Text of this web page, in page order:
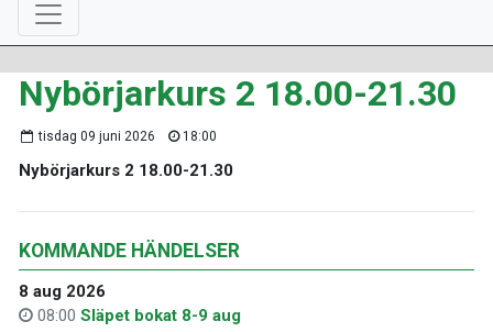
KOMMANDE HÄNDELSER
8 aug 2026
08:00 Släpet bokat 8-9 aug
Nybörjarkurs 2 18.00-21.30
tisdag 09 juni 2026 18:00
Nybörjarkurs 2 18.00-21.30